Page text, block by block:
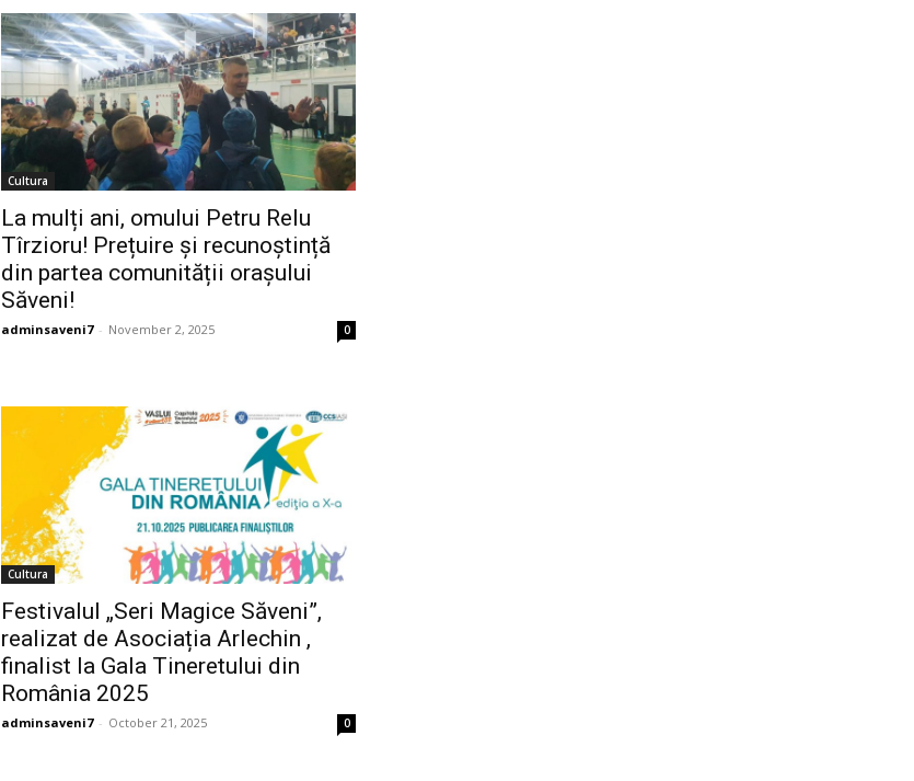
Cultura
La mulți ani, omului Petru Relu
Tîrzioru! Prețuire și recunoștință
din partea comunității orașului
Săveni!
adminsaveni7 - November 2, 2025 0
Cultura
Festivalul „Seri Magice Săveni”,
realizat de Asociația Arlechin ,
finalist la Gala Tineretului din
România 2025
adminsaveni7 - October 21, 2025 0